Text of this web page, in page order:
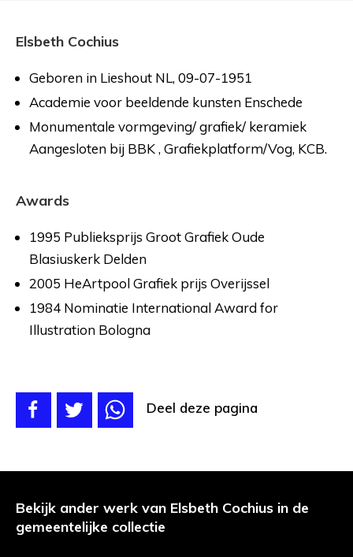
Elsbeth Cochius
Geboren in Lieshout NL, 09-07-1951
Academie voor beeldende kunsten Enschede
Monumentale vormgeving/ grafiek/ keramiek
Aangesloten bij BBK , Grafiekplatform/Vog, KCB.
Awards
1995 Publieksprijs Groot Grafiek Oude
Blasiuskerk Delden
2005 HeArtpool Grafiek prijs Overijssel
1984 Nominatie International Award for
Illustration Bologna
Deel deze pagina
Bekijk ander werk van Elsbeth Cochius in de
gemeentelijke collectie